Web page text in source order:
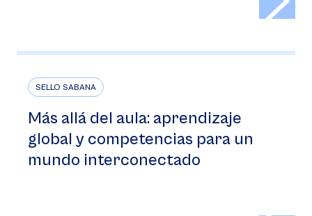
SELLO SABANA
Más allá del aula: aprendizaje
global y competencias para un
mundo interconectado